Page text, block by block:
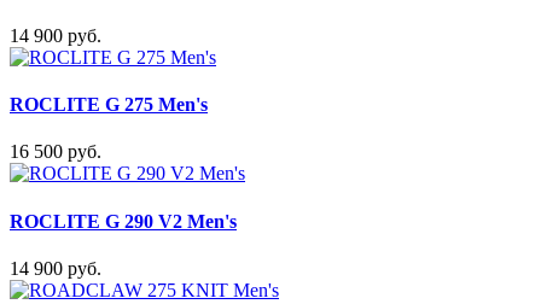
14 900 руб.
ROCLITE G 275 Men's
16 500 руб.
ROCLITE G 290 V2 Men's
14 900 руб.